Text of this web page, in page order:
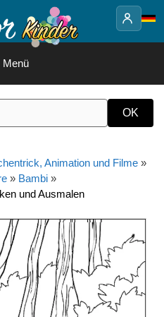
Menü
Animation und Filme »
» Bambi »
und Ausmalen